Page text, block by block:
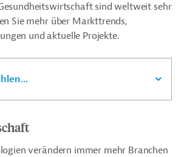
sind weltweit sehr
Sie mehr über Markttrends,
und aktuelle Projekte.
verändern immer mehr Branchen